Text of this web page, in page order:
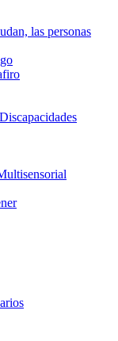
las personas